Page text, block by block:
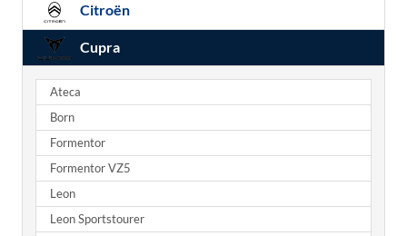
Citroën
Cupra
Ateca
Born
Formentor
Formentor VZ5
Leon
Leon Sportstourer